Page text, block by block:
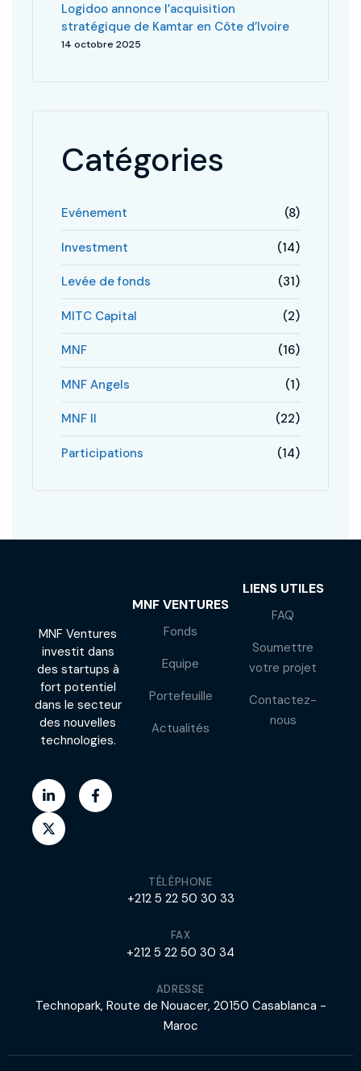
Logidoo annonce l’acquisition
stratégique de Kamtar en Côte d’Ivoire
14 octobre 2025
Catégories
Evénement (8)
Investment (14)
Levée de fonds (31)
MITC Capital (2)
MNF (16)
MNF Angels (1)
MNF II (22)
Participations (14)
MNF Ventures
investit dans
des startups à
fort potentiel
dans le secteur
des nouvelles
technologies.
MNF VENTURES
Fonds
Equipe
Portefeuille
Actualités
LIENS UTILES
FAQ
Soumettre
votre projet
Contactez-
nous
TÉLÉPHONE
+212 5 22 50 30 33
FAX
+212 5 22 50 30 34
ADRESSE
Technopark, Route de Nouacer, 20150 Casablanca -
Maroc